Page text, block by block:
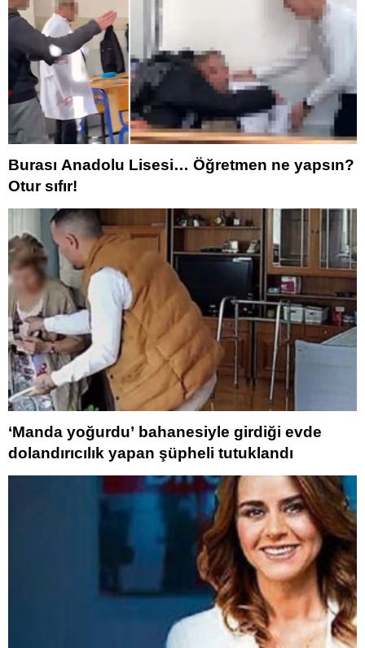
Burası Anadolu Lisesi… Öğretmen ne yapsın?
Otur sıfır!
‘Manda yoğurdu’ bahanesiyle girdiği evde
dolandırıcılık yapan şüpheli tutuklandı